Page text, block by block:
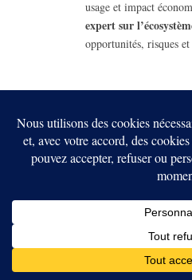
usage et impact
expert sur
opportunités, risques